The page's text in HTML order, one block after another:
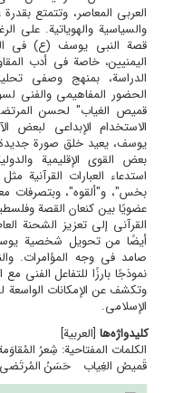
العربی المعاصر، وتتمتع بقدرة
والسیاسیة والهویاتیة. على
قصة النبی یوسف (ع) فی
الیمنیین، خاصة فی أدب
الدراسة، بمنهج وصفی
الحضور المفاهیمی والفنی
قمیص الغیاب" لحسن
الاستخدام الإبداعی لبعض
یوسف، یعید خلق صورة جدیدة
بعض القوى الإقلیمیة
استدعاء العبارات القرآنیة
بخس"، و"ألقوه"، وبتصرفات
عضویًا بین کنعان القصة
القرآنی إلى تعزیز الشحنة
أیضًا من تحویل شخصیة
صامد فی وجه المؤامرات.
نموذجًا بارزًا للتفاعل الفنی
وتکشف عن الإمکانات الواسعة
الإسلامی.
کلیدواژه‌ها [العربیة]
الکلمات المفتاحیة: شِعرُ
قَمیصُ الغِیاب
حَسَنُ المُرتَضى